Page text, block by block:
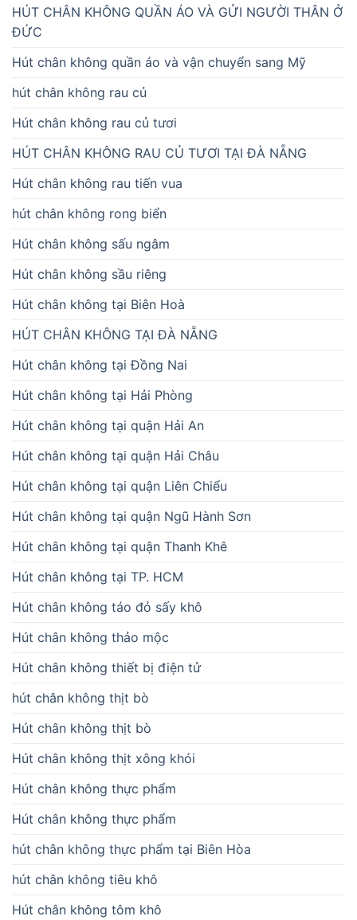
HÚT CHÂN KHÔNG QUẦN ÁO VÀ GỬI NGƯỜI THÂN Ở
ĐỨC
Hút chân không quần áo và vận chuyển sang Mỹ
hút chân không rau củ
Hút chân không rau củ tươi
HÚT CHÂN KHÔNG RAU CỦ TƯƠI TẠI ĐÀ NẴNG
Hút chân không rau tiến vua
hút chân không rong biển
Hút chân không sấu ngâm
Hút chân không sầu riêng
Hút chân không tại Biên Hoà
HÚT CHÂN KHÔNG TẠI ĐÀ NẴNG
Hút chân không tại Đồng Nai
Hút chân không tại Hải Phòng
Hút chân không tại quận Hải An
Hút chân không tại quận Hải Châu
Hút chân không tại quận Liên Chiểu
Hút chân không tại quận Ngũ Hành Sơn
Hút chân không tại quận Thanh Khê
Hút chân không tại TP. HCM
Hút chân không táo đỏ sấy khô
Hút chân không thảo mộc
Hút chân không thiết bị điện tử
hút chân không thịt bò
Hút chân không thịt bò
Hút chân không thịt xông khói
Hút chân không thực phẩm
Hút chân không thực phẩm
hút chân không thực phẩm tại Biên Hòa
hút chân không tiêu khô
Hút chân không tôm khô